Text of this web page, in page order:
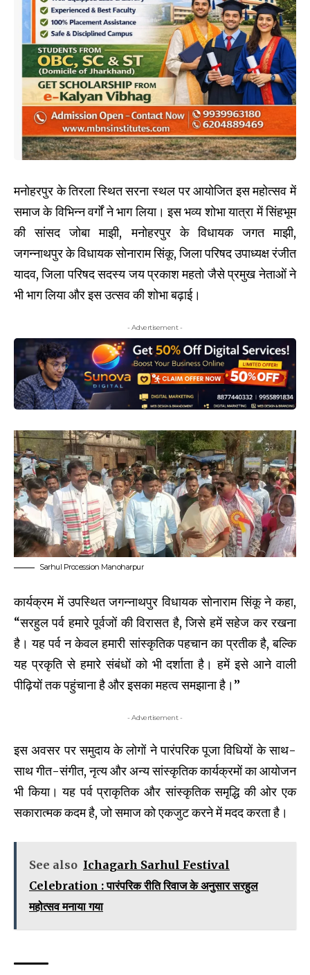
मनोहरपुर के तिरला स्थित सरना स्थल पर आयोजित इस महोत्सव में
समाज के विभिन्न वर्गों ने भाग लिया। इस भव्य शोभा यात्रा में सिंहभूम
की सांसद जोबा माझी, मनोहरपुर के विधायक जगत माझी,
जगन्नाथपुर के विधायक सोनाराम सिंकू, जिला परिषद उपाध्यक्ष रंजीत
यादव, जिला परिषद सदस्य जय प्रकाश महतो जैसे प्रमुख नेताओं ने
भी भाग लिया और इस उत्सव की शोभा बढ़ाई।
- Advertisement -
Sarhul Procession Manoharpur
कार्यक्रम में उपस्थित जगन्नाथपुर विधायक सोनाराम सिंकू ने कहा,
“सरहुल पर्व हमारे पूर्वजों की विरासत है, जिसे हमें सहेज कर रखना
है। यह पर्व न केवल हमारी सांस्कृतिक पहचान का प्रतीक है, बल्कि
यह प्रकृति से हमारे संबंधों को भी दर्शाता है। हमें इसे आने वाली
पीढ़ियों तक पहुंचाना है और इसका महत्व समझाना है।”
- Advertisement -
इस अवसर पर समुदाय के लोगों ने पारंपरिक पूजा विधियों के साथ-
साथ गीत-संगीत, नृत्य और अन्य सांस्कृतिक कार्यक्रमों का आयोजन
भी किया। यह पर्व प्राकृतिक और सांस्कृतिक समृद्धि की ओर एक
सकारात्मक कदम है, जो समाज को एकजुट करने में मदद करता है।
See also Ichagarh Sarhul Festival
Celebration : पारंपरिक रीति रिवाज के अनुसार सरहुल
महोत्सव मनाया गया